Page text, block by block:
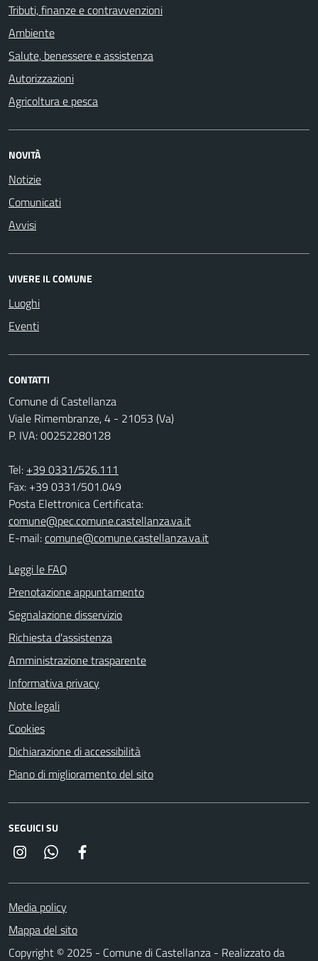
Tributi, finanze e contravvenzioni
Ambiente
Salute, benessere e assistenza
Autorizzazioni
Agricoltura e pesca
NOVITÀ
Notizie
Comunicati
Avvisi
VIVERE IL COMUNE
Luoghi
Eventi
CONTATTI
Comune di Castellanza
Viale Rimembranze, 4 - 21053 (Va)
P. IVA: 00252280128
Tel: +39 0331/526.111
Fax: +39 0331/501.049
Posta Elettronica Certificata:
comune@pec.comune.castellanza.va.it
E-mail:comune@comune.castellanza.va.it
Leggi le FAQ
Prenotazione appuntamento
Segnalazione disservizio
Richiesta d'assistenza
Amministrazione trasparente
Informativa privacy
Note legali
Cookies
Dichiarazione di accessibilità
Piano di miglioramento del sito
SEGUICI SU
InstagramWhatsapp
Media policy
Mappa del sito
Copyright © 2025 - Comune di Castellanza - Realizzato da